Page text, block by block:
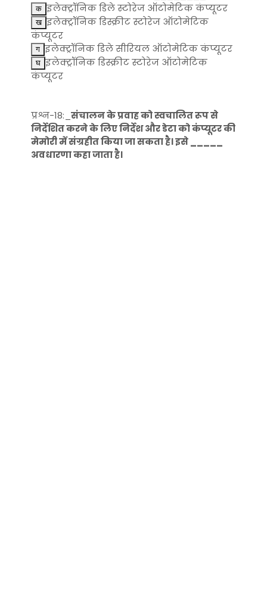
इलेक्ट्रॉनिक डिले स्टोरेज ऑटोमेटिक कंप्यूटर
इलेक्ट्रॉनिक डिस्क्रीट स्टोरेज ऑटोमेटिक
कंप्यूटर
इलेक्ट्रॉनिक डिले सीरियल ऑटोमेटिक कंप्यूटर
इलेक्ट्रॉनिक डिस्क्रीट स्टोरेज ऑटोमेटिक
कंप्यूटर
प्रश्न-18:_ संचालन के प्रवाह को स्वचालित रूप से
निर्देशित करने के लिए निर्देश और डेटा को कंप्यूटर की
मेमोरी में संग्रहीत किया जा सकता है। इसे _____
अवधारणा कहा जाता है।